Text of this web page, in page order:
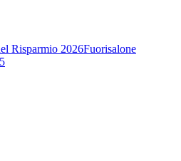
Risparmio 2026Fuorisalone